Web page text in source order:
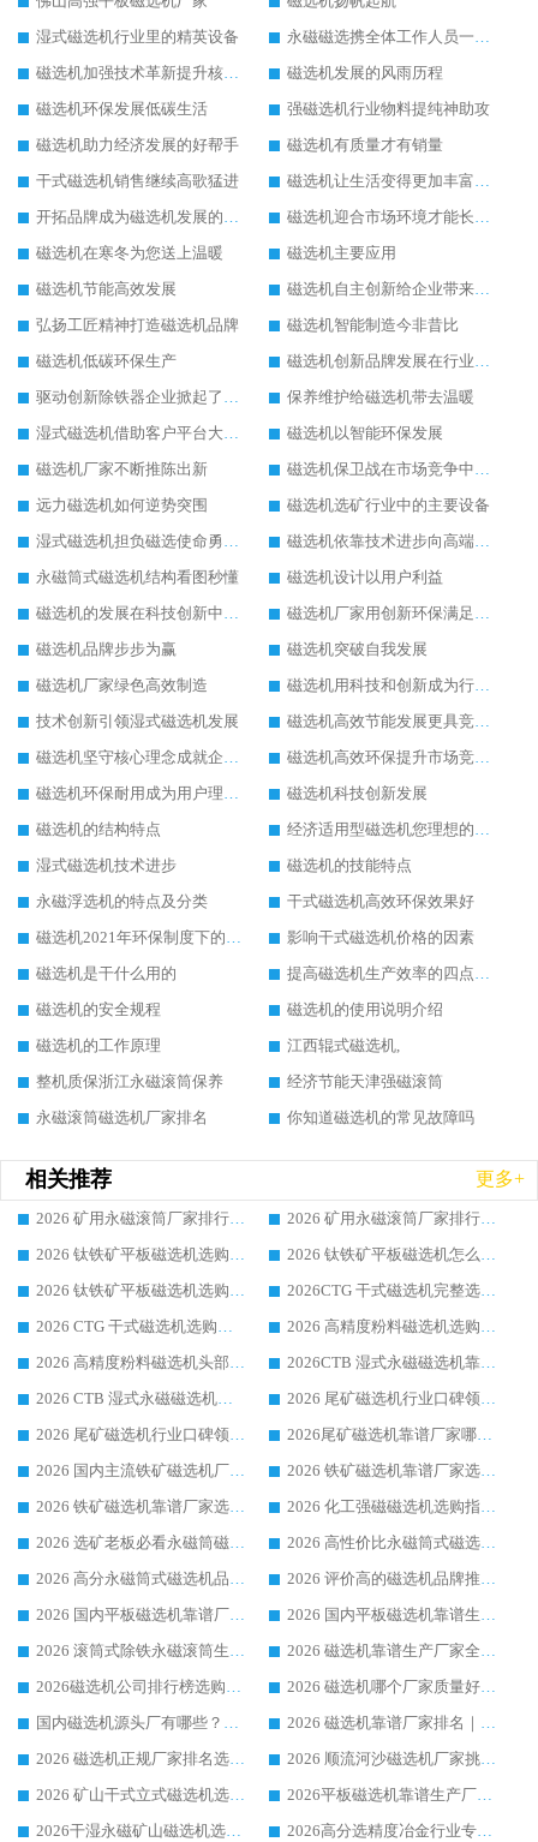
湿式磁选机行业里的精英设备
永磁磁选携全体工作人员一起闯
磁选机加强技术革新提升核心竞争力
磁选机发展的风雨历程
磁选机环保发展低碳生活
强磁选机行业物料提纯神助攻
磁选机助力经济发展的好帮手
磁选机有质量才有销量
干式磁选机销售继续高歌猛进
磁选机让生活变得更加丰富多彩
开拓品牌成为磁选机发展的有效武器
磁选机迎合市场环境才能长远发展
磁选机在寒冬为您送上温暖
磁选机主要应用
磁选机节能高效发展
磁选机自主创新给企业带来了阳光
弘扬工匠精神打造磁选机品牌
磁选机智能制造今非昔比
磁选机低碳环保生产
磁选机创新品牌发展在行业的顶端
驱动创新除铁器企业掀起了发展风暴
保养维护给磁选机带去温暖
湿式磁选机借助客户平台大放异彩
磁选机以智能环保发展
磁选机厂家不断推陈出新
磁选机保卫战在市场竞争中打响
远力磁选机如何逆势突围
磁选机选矿行业中的主要设备
湿式磁选机担负磁选使命勇往直前
磁选机依靠技术进步向高端转型
永磁筒式磁选机结构看图秒懂
磁选机设计以用户利益
磁选机的发展在科技创新中成为焦点
磁选机厂家用创新环保满足市发展
磁选机品牌步步为赢
磁选机突破自我发展
磁选机厂家绿色高效制造
磁选机用科技和创新成为行业中的顶梁柱
技术创新引领湿式磁选机发展
磁选机高效节能发展更具竞争力
磁选机坚守核心理念成就企业辉煌
磁选机高效环保提升市场竞争力
磁选机环保耐用成为用户理想选择
磁选机科技创新发展
磁选机的结构特点
经济适用型磁选机您理想的选择
湿式磁选机技术进步
磁选机的技能特点
永磁浮选机的特点及分类
干式磁选机高效环保效果好
磁选机2021年环保制度下的发展出路
影响干式磁选机价格的因素
磁选机是干什么用的
提高磁选机生产效率的四点方法
磁选机的安全规程
磁选机的使用说明介绍
磁选机的工作原理
江西辊式磁选机,
整机质保浙江永磁滚筒保养
经济节能天津强磁滚筒
永磁滚筒磁选机厂家排名
你知道磁选机的常见故障吗
相关推荐 更多+
2026 矿用永磁滚筒厂家排行榜选购干货指南 行业口碑标杆华体会手机网页版-华体会(中国) 实力出众
2026 矿用永磁滚筒厂家排行榜选购指南，行业口碑领域强者华体会手机网页版-华体会(中国)
2026 钛铁矿平板磁选机选购全攻略 市场公认优质品牌厂家实力排行榜
2026 钛铁矿平板磁选机怎么选 靠谱生产企业实力排行榜选购参考攻略
2026 钛铁矿平板磁选机选购指南 行业口碑优选品牌生产企业实力排行榜
2026CTG 干式磁选机完整选购指南 行业口碑顶尖靠谱生产龙头厂家实力推荐
2026 CTG 干式磁选机选购指南|行业口碑靠谱生产厂家领域强者推荐
2026 高精度粉料磁选机选购全攻略 行业优质品牌华体会手机网页版-华体会(中国) 实力深度解析
2026 高精度粉料磁选机头部厂家选购指南 行业口碑靠谱品牌推荐 领域强者华体会手机网页版-华体会(中国) 解析
2026CTB 湿式永磁磁选机靠谱厂家实力排行榜 铁矿选矿设备采购全流程选购指南
2026 CTB 湿式永磁磁选机选购指南|行业口碑良好品牌推荐，领域强者华体会手机网页版-华体会(中国)
2026 尾矿磁选机行业口碑领域强者，源头直供国内主流厂家华体会手机网页版-华体会(中国) 一站式服务
2026 尾矿磁选机行业口碑领域强者，源头直供国内主流厂家华体会手机网页版-华体会(中国) 一站式服务
2026尾矿磁选机靠谱厂家哪家好 行业口碑领域强者华体会手机网页版-华体会(中国) 推荐
2026 国内主流铁矿磁选机厂家选购指南|行业口碑好品牌推荐，领域强者华体会手机网页版-华体会(中国)
2026 铁矿磁选机靠谱厂家选购全攻略 行业标杆华体会手机网页版-华体会(中国) 设备性价比出众
2026 铁矿磁选机靠谱厂家选购指南，领域强者华体会手机网页版-华体会(中国) 铁矿磁选机性价比高
2026 化工强磁磁选机选购指南 5 家行业口碑靠谱厂家领域强者推荐
2026 选矿老板必看永磁筒磁选机推荐 行业头部品牌口碑设备选购全攻略
2026 高性价比永磁筒式磁选机品牌盘点 行业强者口碑实测选购完整指南
2026 高分永磁筒式磁选机品牌推荐 选矿设备强者对比测评采购避坑全攻略
2026 评价高的磁选机品牌推荐选购指南，永磁筒式磁选机设备领域强者全景行业口碑解析
2026 国内平板磁选机靠谱厂家排名 行业实测口碑设备按需选购全指南
2026 国内平板磁选机靠谱生产厂家推荐排名|行业口碑选购指南，领域强者按需选设备
2026 滚筒式除铁永磁滚筒生产厂家推荐排名|行业口碑选购指南，领域强者源头厂商精选
2026 磁选机靠谱生产厂家全梳理 分场景选型行业头部品牌选购参考攻略
2026磁选机公司排行榜选购指南|正规源头厂家推荐，领域强者高性价比靠谱信赖品牌
2026 磁选机哪个厂家质量好？十大靠谱磁电企业排名选购指南
国内磁选机源头厂有哪些？2026 综合实力排名与采购避坑技巧
2026 磁选机靠谱厂家排名｜华体会手机网页版-华体会(中国) 高性价比磁选机磁电品牌
2026 磁选机正规厂家排名选购指南|行业口碑信赖品牌推荐性价比高靠谱磁电企业
2026 顺流河沙磁选机厂家挑选攻略 | 业内口碑龙头企业高性价比品牌推荐
2026 矿山干式立式磁选机选型攻略 梳理深耕磁电装备多年靠谱生产厂商
2026平板磁选机靠谱生产厂家选购指南 行业口碑良好品牌推荐 磁电领域实力强者
2026干湿永磁矿山磁选机选型攻略 优质生产厂家排名 选矿领域高口碑品牌推荐指南
2026高分选精度冶金行业专用磁选机生产厂家,干湿式磁选机源头供应商推荐